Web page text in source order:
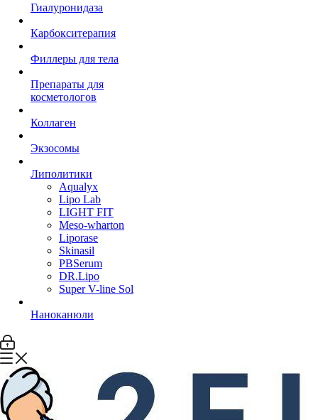
Гиалуронидаза
Карбокситерапия
Филлеры для тела
Препараты для
косметологов
Коллаген
Экзосомы
Липолитики
Aqualyx
Lipo Lab
LIGHT FIT
Meso-wharton
Liporase
Skinasil
PBSerum
DR.Lipo
Super V-line Sol
Наноканюли